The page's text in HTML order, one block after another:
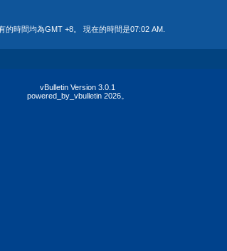
的時間均為GMT +8。 現在的時間是07:02 AM
vBulletin Version 3.0.1
powered_by_vbulletin 2026。